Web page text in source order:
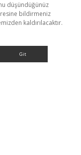
düşündüğünüz
bildirmeniz
kaldırılacaktır.